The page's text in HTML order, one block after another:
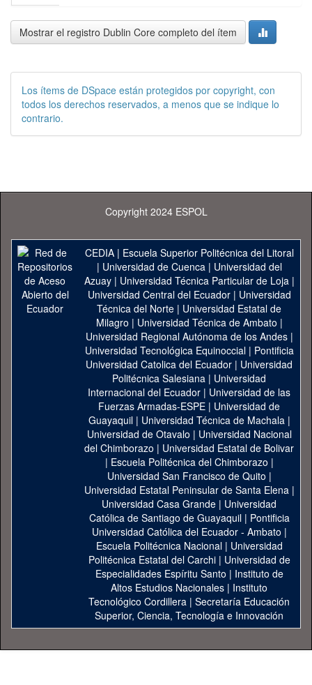
Mostrar el registro Dublin Core completo del ítem
Los ítems de DSpace están protegidos por copyright, con
todos los derechos reservados, a menos que se indique lo
contrario.
Copyright 2024 ESPOL
CEDIA| Escuela Superior Politécnica del Litoral
| Universidad de Cuenca| Universidad del
Azuay| Universidad Técnica Particular de Loja|
Universidad Central del Ecuador| Universidad
Técnica del Norte | Universidad Estatal de
Milagro | Universidad Técnica de Ambato |
Universidad Regional Autónoma de los Andes|
Universidad Tecnológica Equinoccial| Pontificia
Universidad Catolica del Ecuador | Universidad
Politécnica Salesiana | Universidad
Internacional del Ecuador | Universidad de las
Fuerzas Armadas-ESPE | Universidad de
Guayaquil| Universidad Técnica de Machala|
Universidad de Otavalo | Universidad Nacional
del Chimborazo | Universidad Estatal de Bolivar
| Escuela Politécnica del Chimborazo |
Universidad San Francisco de Quito |
Universidad Estatal Peninsular de Santa Elena|
Universidad Casa Grande | Universidad
Católica de Santiago de Guayaquil| Pontificia
Universidad Católica del Ecuador - Ambato |
Escuela Politécnica Nacional| Universidad
Politécnica Estatal del Carchi| Universidad de
Especialidades Espíritu Santo | Instituto de
Altos Estudios Nacionales | Instituto
Tecnológico Cordillera | Secretaría Educación
Superior, Ciencia, Tecnología e Innovación